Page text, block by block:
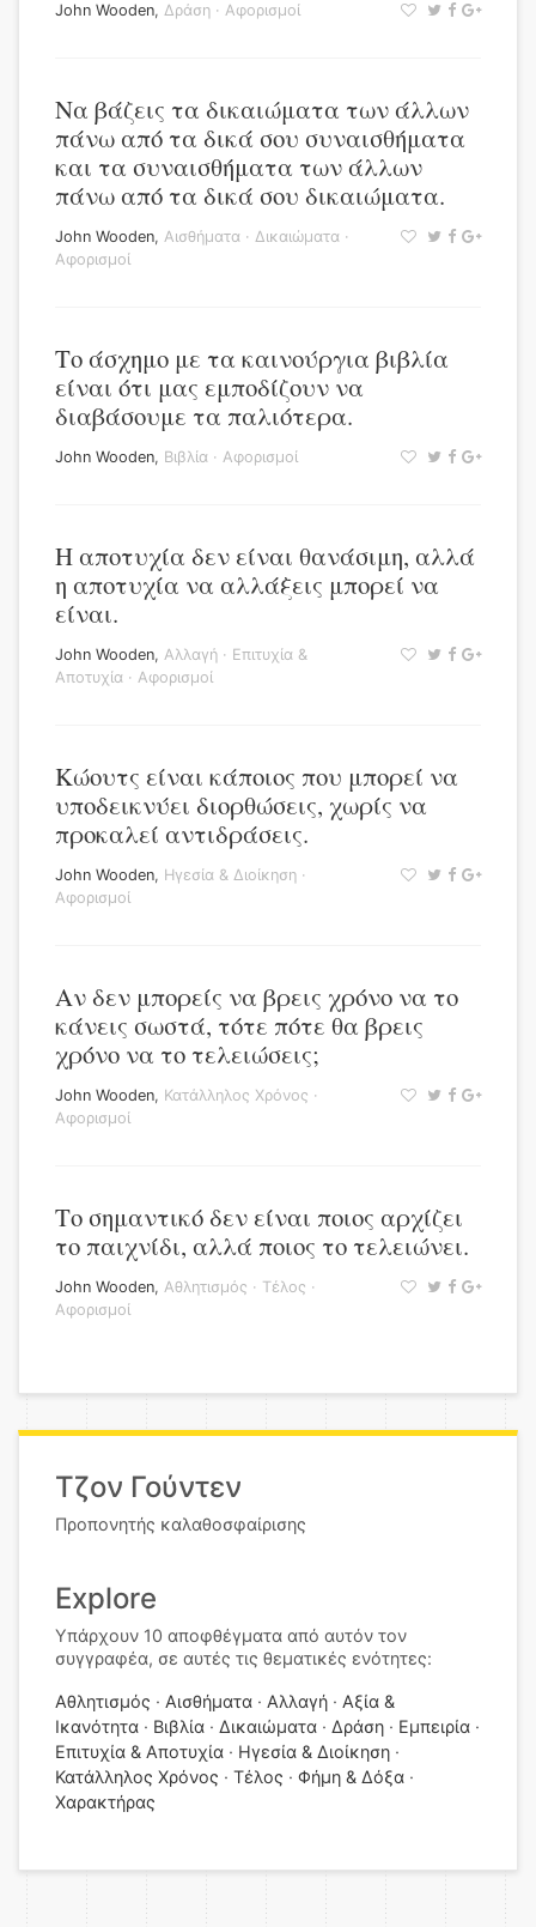
John Wooden, Δράση · Αφορισμοί
Να βάζεις τα δικαιώματα των άλλων
πάνω από τα δικά σου συναισθήματα
και τα συναισθήματα των άλλων
πάνω από τα δικά σου δικαιώματα.
John Wooden, Αισθήματα · Δικαιώματα ·
Αφορισμοί
Το άσχημο με τα καινούργια βιβλία
είναι ότι μας εμποδίζουν να
διαβάσουμε τα παλιότερα.
John Wooden, Βιβλία · Αφορισμοί
Η αποτυχία δεν είναι θανάσιμη, αλλά
η αποτυχία να αλλάξεις μπορεί να
είναι.
John Wooden, Αλλαγή · Επιτυχία &
Αποτυχία · Αφορισμοί
Κώουτς είναι κάποιος που μπορεί να
υποδεικνύει διορθώσεις, χωρίς να
προκαλεί αντιδράσεις.
John Wooden, Ηγεσία & Διοίκηση ·
Αφορισμοί
Αν δεν μπορείς να βρεις χρόνο να το
κάνεις σωστά, τότε πότε θα βρεις
χρόνο να το τελειώσεις;
John Wooden, Κατάλληλος Χρόνος ·
Αφορισμοί
Το σημαντικό δεν είναι ποιος αρχίζει
το παιχνίδι, αλλά ποιος το τελειώνει.
John Wooden, Αθλητισμός · Τέλος ·
Αφορισμοί
Τζον Γούντεν
Προπονητής καλαθοσφαίρισης
Explore
Υπάρχουν 10 αποφθέγματα από αυτόν τον
συγγραφέα, σε αυτές τις θεματικές ενότητες:
Αθλητισμός Αισθήματα Αλλαγή
Αξία &
Ικανότητα
Βιβλία Δικαιώματα Δράση
Εμπειρία
Επιτυχία & Αποτυχία
Ηγεσία & Διοίκηση
Κατάλληλος Χρόνος
Τέλος
Φήμη & Δόξα
Χαρακτήρας